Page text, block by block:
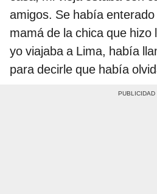
amigos. Se había
mamá de la chica que
yo viajaba a Lima, había
para decirle que había